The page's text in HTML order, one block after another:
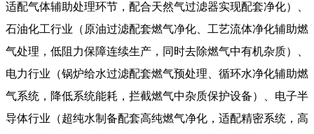
适配气体辅助处理环节，配合天然气过滤器实现配套净化）、
石油化工行业（原油过滤配套燃气净化、工艺流体净化辅助燃
气处理，低阻力保障连续生产，同时去除燃气中有机杂质）、
电力行业（锅炉给水过滤配套燃气预处理、循环水净化辅助燃
气系统，降低系统能耗，拦截燃气中杂质保护设备）、电子半
导体行业（超纯水制备配套高纯燃气净化，适配精密系统，高